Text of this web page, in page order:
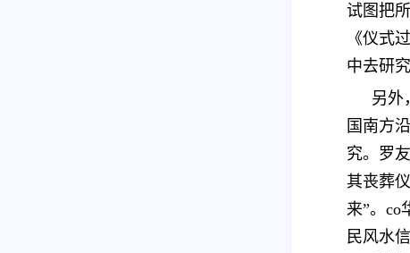
试图把
《仪式
中去研
另外
国南方
究。罗
其丧葬
来”。co
民风水